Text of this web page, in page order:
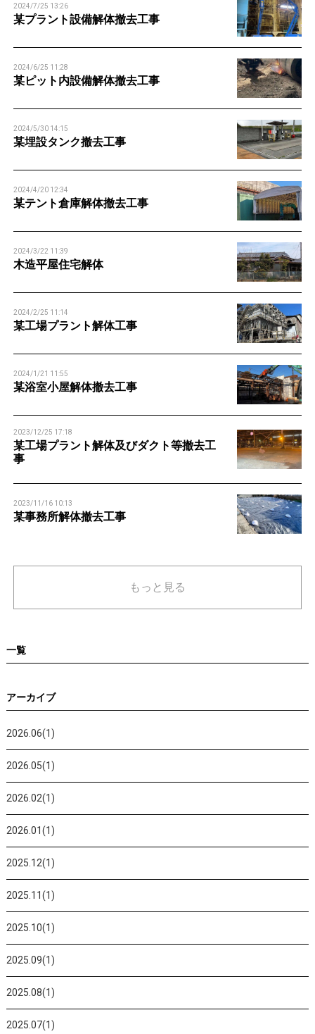
2024/7/25 13:26
某プラント設備解体撤去工事
2024/6/25 11:28
某ピット内設備解体撤去工事
2024/5/30 14:15
某埋設タンク撤去工事
2024/4/20 12:34
某テント倉庫解体撤去工事
2024/3/22 11:39
木造平屋住宅解体
2024/2/25 11:14
某工場プラント解体工事
2024/1/21 11:55
某浴室小屋解体撤去工事
2023/12/25 17:18
某工場プラント解体及びダクト等撤去工
事
2023/11/16 10:13
某事務所解体撤去工事
もっと見る
一覧
アーカイブ
2026.06(1)
2026.05(1)
2026.02(1)
2026.01(1)
2025.12(1)
2025.11(1)
2025.10(1)
2025.09(1)
2025.08(1)
2025.07(1)